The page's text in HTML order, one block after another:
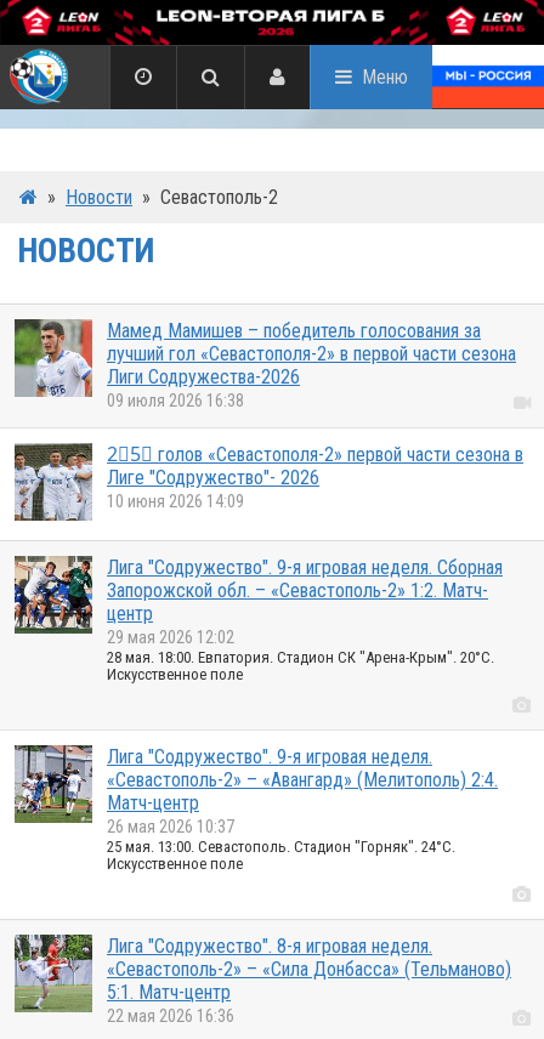
Меню
» Новости » Севастополь-2
НОВОСТИ
Мамед Мамишев – победитель голосования за
лучший гол «Севастополя-2» в первой части сезона
Лиги Содружества-2026
09 июля 2026 16:38
2⃣5⃣ голов «Севастополя-2» первой части сезона в
Лиге "Содружество"- 2026
10 июня 2026 14:09
Лига "Содружество". 9-я игровая неделя. Сборная
Запорожской обл. – «Севастополь-2» 1:2. Матч-
центр
29 мая 2026 12:02
28 мая. 18:00. Евпатория. Стадион СК "Арена-Крым". 20°C.
Искусственное поле
Лига "Содружество". 9-я игровая неделя.
«Севастополь-2» – «Авангард» (Мелитополь) 2:4.
Матч-центр
26 мая 2026 10:37
25 мая. 13:00. Севастополь. Стадион "Горняк". 24°C.
Искусственное поле
Лига "Содружество". 8-я игровая неделя.
«Севастополь-2» – «Сила Донбасса» (Тельманово)
5:1. Матч-центр
22 мая 2026 16:36